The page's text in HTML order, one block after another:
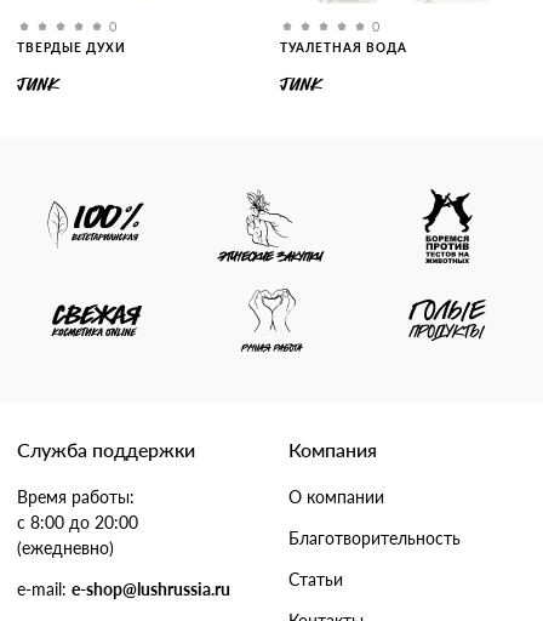
0
ТВЕРДЫЕ ДУХИ
JUNK
0
ТУАЛЕТНАЯ ВОДА
JUNK
Служба поддержки
Время работы:
с 8:00 до 20:00
(ежедневно)
e-mail: e-shop@lushrussia.ru
Компания
О компании
Благотворительность
Статьи